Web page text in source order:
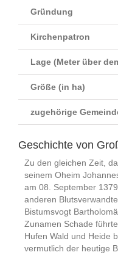
Gründung
Kirchenpatron
Lage (Meter über
Größe (in ha)
zugehörige
Geschichte von
Zu den gleichen Zeit,
seinem Oheim
am 08. September
anderen
Bistumsvogt
Zunamen Schade
Hufen Wald und Heide
vermutlich der heutige